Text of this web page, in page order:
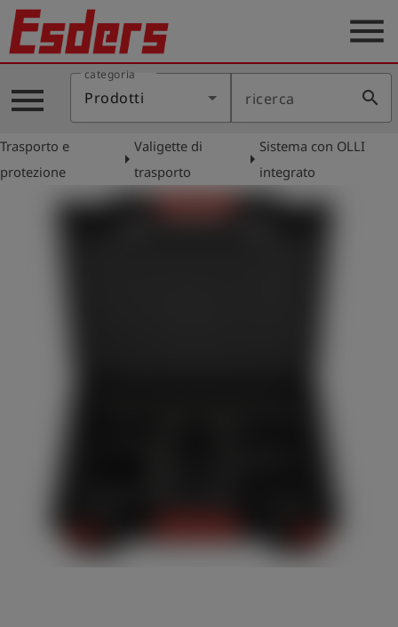
Prodotti
Applicazione
Assistenza
menu
menu
categoria
Prodotti ricerca search
Trasporto e
protezione
arrow_right
Valigette di
trasporto
arrow_right
Sistema con OLLI
integrato